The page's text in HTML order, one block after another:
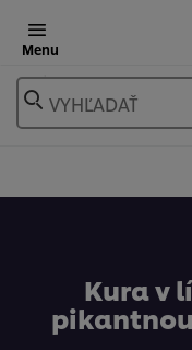
Menu
VYHĽADAŤ
Kura v